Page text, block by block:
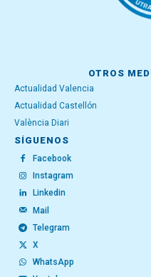
OTROS
Actualidad Valencia
Actualidad Castellón
València Diari
SÍGUENOS
Facebook
Instagram
Linkedin
Mail
Telegram
X
WhatsApp